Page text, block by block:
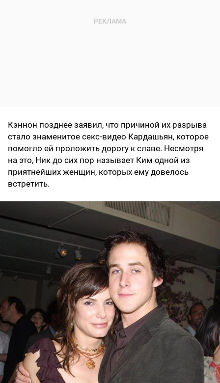
Кэннон позднее заявил, что причиной их разрыва
стало знаменитое секс-видео Кардашьян, которое
помогло ей проложить дорогу к славе. Несмотря
на это, Ник до сих пор называет Ким одной из
приятнейших женщин, которых ему довелось
встретить.